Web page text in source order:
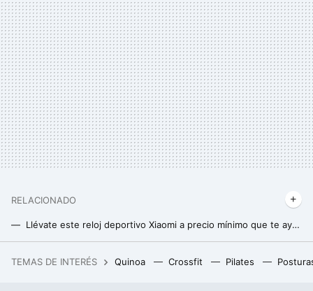
RELACIONADO
Llévate este reloj deportivo Xiaomi a precio mínimo que te ayudará a sacarle todo el partido a tus entrenamientos de fitness, running y más
TEMAS DE INTERÉS Quinoa Crossfit Pilates